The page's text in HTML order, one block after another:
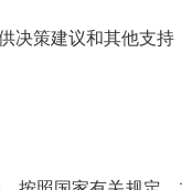
策建议和其他支持